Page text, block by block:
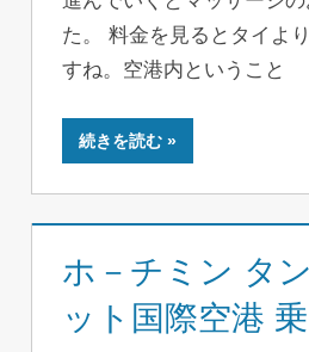
た。 料金を見るとタイよ
すね。空港内ということ
続きを読む
ホ－チミン タ
ット国際空港